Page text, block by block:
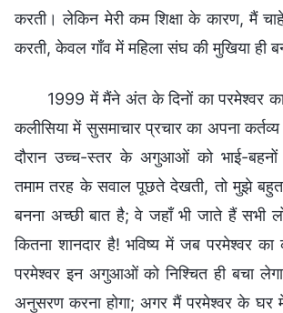
करती। लेकिन मेरी कम शिक्षा के कारण, मैं
करती, केवल गाँव में महिला संघ की मुखिया ही
1999 में मैंने अंत के दिनों का परमेश्वर का
कलीसिया में सुसमाचार प्रचार का अपना
दौरान उच्च-स्तर के अगुआओं को भाई-
तमाम तरह के सवाल पूछते देखती, तो मुझे बहुत
बनना अच्छी बात है; वे जहाँ भी जाते हैं सभी
कितना शानदार है! भविष्य में जब परमेश्वर का
परमेश्वर इन अगुआओं को निश्चित ही बचा
अनुसरण करना होगा; अगर मैं परमेश्वर के